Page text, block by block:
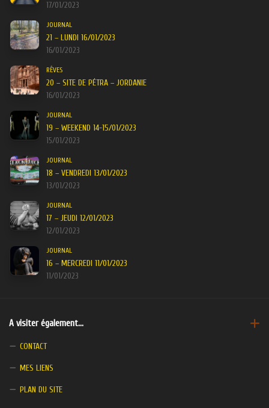
17/01/2023
JOURNAL
21 – LUNDI 16/01/2023
16/01/2023
RÊVES
20 – SITE DE PÉTRA – JORDANIE
16/01/2023
JOURNAL
19 – WEEKEND 14-15/01/2023
15/01/2023
JOURNAL
18 – VENDREDI 13/01/2023
13/01/2023
JOURNAL
17 – JEUDI 12/01/2023
12/01/2023
JOURNAL
16 – MERCREDI 11/01/2023
11/01/2023
A visiter également…
CONTACT
MES LIENS
PLAN DU SITE